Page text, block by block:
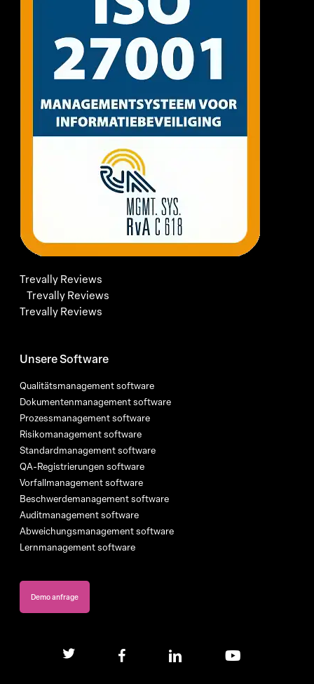
Trevally Reviews
Trevally Reviews
Trevally Reviews
Unsere Software
Qualitätsmanagement software
Dokumentenmanagement software
Prozessmanagement software
Risikomanagement software
Standardmanagement software
QA-Registrierungen software
Vorfallmanagement software
Beschwerdemanagement software
Auditmanagement software
Abweichungsmanagement software
Lernmanagement software
Demo anfrage
twitter facebook linkedin youtube